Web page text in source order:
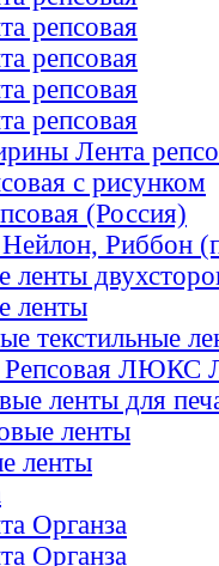
репсовая
репсовая
репсовая
репсовая
Лента
с рисунком
(Россия)
Риббон
ленты
ленты
текстильные
Репсовая ЛЮКС
ленты для
ленты
ленты
Органза
Органза